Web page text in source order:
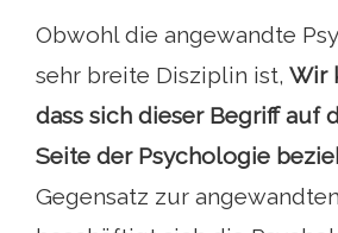
Obwohl die angewandte
sehr breite Disziplin ist, Wir
dass sich dieser Begriff auf
Seite der Psychologie
Gegensatz zur